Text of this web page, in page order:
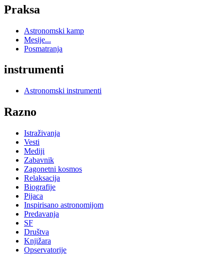
Praksa
Astronomski kamp
Mesije...
Posmatranja
instrumenti
Astronomski instrumenti
Razno
Istraživanja
Vesti
Mediji
Zabavnik
Zagonetni kosmos
Relaksacija
Biografije
Pijaca
Inspirisano astronomijom
Predavanja
SF
Društva
Knjižara
Opservatorije